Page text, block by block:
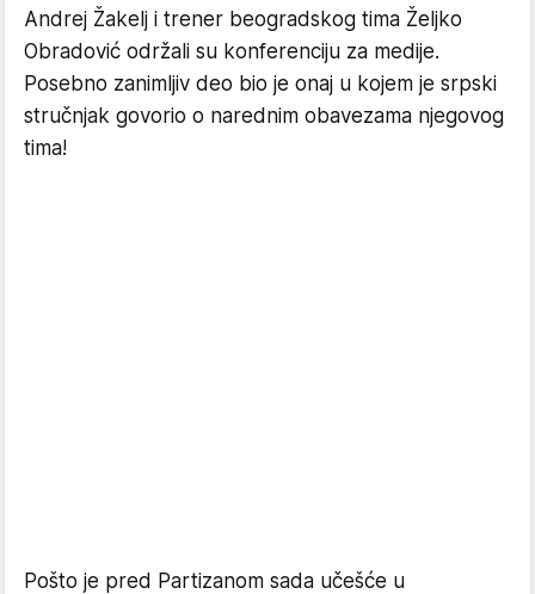
Andrej Žakelj i trener beogradskog tima Željko
Obradović održali su konferenciju za medije.
Posebno zanimljiv deo bio je onaj u kojem je srpski
stručnjak govorio o narednim obavezama njegovog
tima!
Pošto je pred Partizanom sada učešće u